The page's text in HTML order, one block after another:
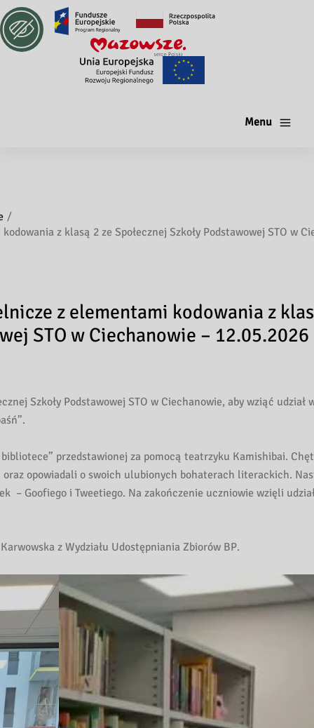
Menu
z klasą 2 ze Społecznej Szkoły Podstawowej STO w
z elementami kodowania z
STO w Ciechanowie – 12.05.2026
Szkoły Podstawowej STO w Ciechanowie, aby wziąć udział
przedstawionej za pomocą teatrzyku Kamishibai.
oraz opowiadali o swoich ulubionych bohaterach literackich.
– Goofiego i Tweetiego. Na zakończenie uczniowie wzięli
z Wydziału Udostępniania Zbiorów BP.